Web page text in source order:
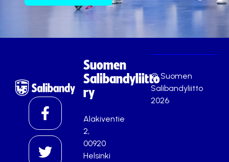
Suomen
Salibandyliitto
ry
Alakiventie
2,
00920
Helsinki
© Suomen
Salibandyliitto
2026